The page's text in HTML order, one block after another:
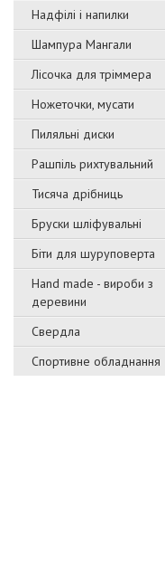
Надфілі і напилки
Шампура Мангали
Лісочка для тріммера
Ножеточки, мусати
Пиляльні диски
Рашпіль рихтувальний
Тисяча дрібниць
Бруски шліфувальні
Біти для шуруповерта
Hand made - вироби з
деревини
Свердла
Спортивне обладнання